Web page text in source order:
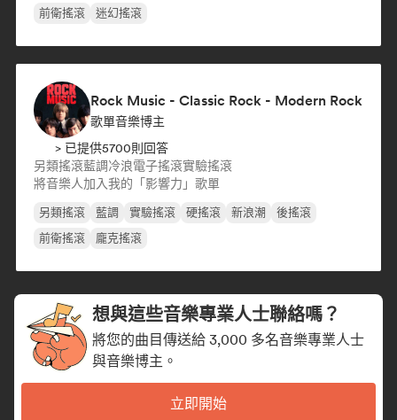
前衛搖滾
迷幻搖滾
Rock Music - Classic Rock - Modern Rock
歌單音樂博主
> 已提供5700則回答
另類搖滾藍調冷浪電子搖滾實驗搖滾
將音樂人加入我的「影響力」歌單
另類搖滾 藍調 實驗搖滾 硬搖滾 新浪潮
後搖滾
前衛搖滾
龐克搖滾
想與這些音樂專業人士聯絡嗎？
將您的曲目傳送給 3,000 多名音樂專業人士
與音樂博主。
立即開始